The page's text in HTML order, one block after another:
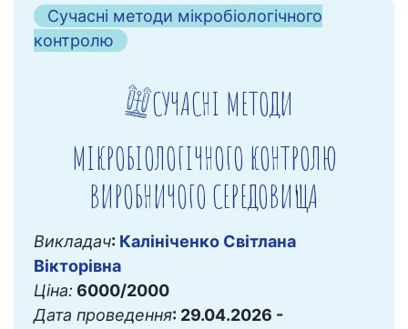
Сучасні методи мікробіологічного
контролю
СУЧАСНІ МЕТОДИ
МІКРОБІОЛОГІЧНОГО КОНТРОЛЮ
ВИРОБНИЧОГО СЕРЕДОВИЩА
Викладач: Калініченко Світлана
Вікторівна
Ціна: 6000/2000
Дата проведення: 29.04.2026 -